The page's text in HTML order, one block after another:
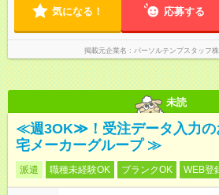
気になる！ 応募する
掲載元企業名 パーソルテンプスタッフ
未読
≪週3OK≫！受注データ入力
宅メーカーグループ ≫
派遣 職種未経験OK ブランクOK WEB登